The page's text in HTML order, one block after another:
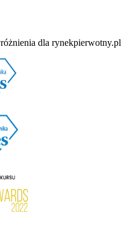
dla rynekpierwotny.pl